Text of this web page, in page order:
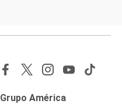
Grupo América